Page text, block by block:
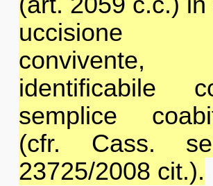
identificabile
semplice
(cfr. Cass.
23725/2008 cit.).